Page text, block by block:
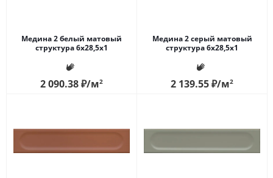
Медина 2 белый матовый
структура 6x28,5x1
2 090.38₽/м2
Медина 2 серый матовый
структура 6x28,5x1
2 139.55₽/м2